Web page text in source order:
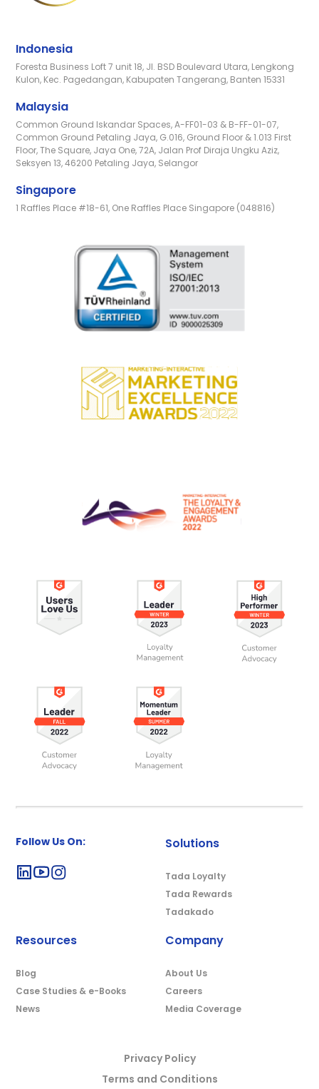
Indonesia
Foresta Business Loft 7 unit 18, Jl. BSD Boulevard Utara, Lengkong
Kulon, Kec. Pagedangan, Kabupaten Tangerang, Banten 15331
Malaysia
Common Ground Iskandar Spaces, A-FF01-03 & B-FF-01-07,
Common Ground Petaling Jaya, G.016, Ground Floor & 1.013 First
Floor, The Square, Jaya One, 72A, Jalan Prof Diraja Ungku Aziz,
Seksyen 13, 46200 Petaling Jaya, Selangor
Singapore
1 Raffles Place #18-61, One Raffles Place Singapore (048816)
Follow Us On: Solutions
Tada Loyalty
Tada Rewards
Tadakado
Resources
Blog
Case Studies & e-Books
News
Company
About Us
Careers
Media Coverage
Privacy Policy
Terms and Conditions